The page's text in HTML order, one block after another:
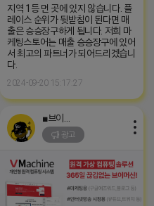
223529581047?
지역 1등 먼 곳에 있지 않습니다. 플
레이스 순위가 뒷받침이 된다면 매
출은 승승장구하게 됩니다. 저희 마
케팅스토어는 매출 승승장구에 있어
서 최고의 파트너가 되어드리겠습니
다.
2024-09-20 15:17:27
223529581047?
광고